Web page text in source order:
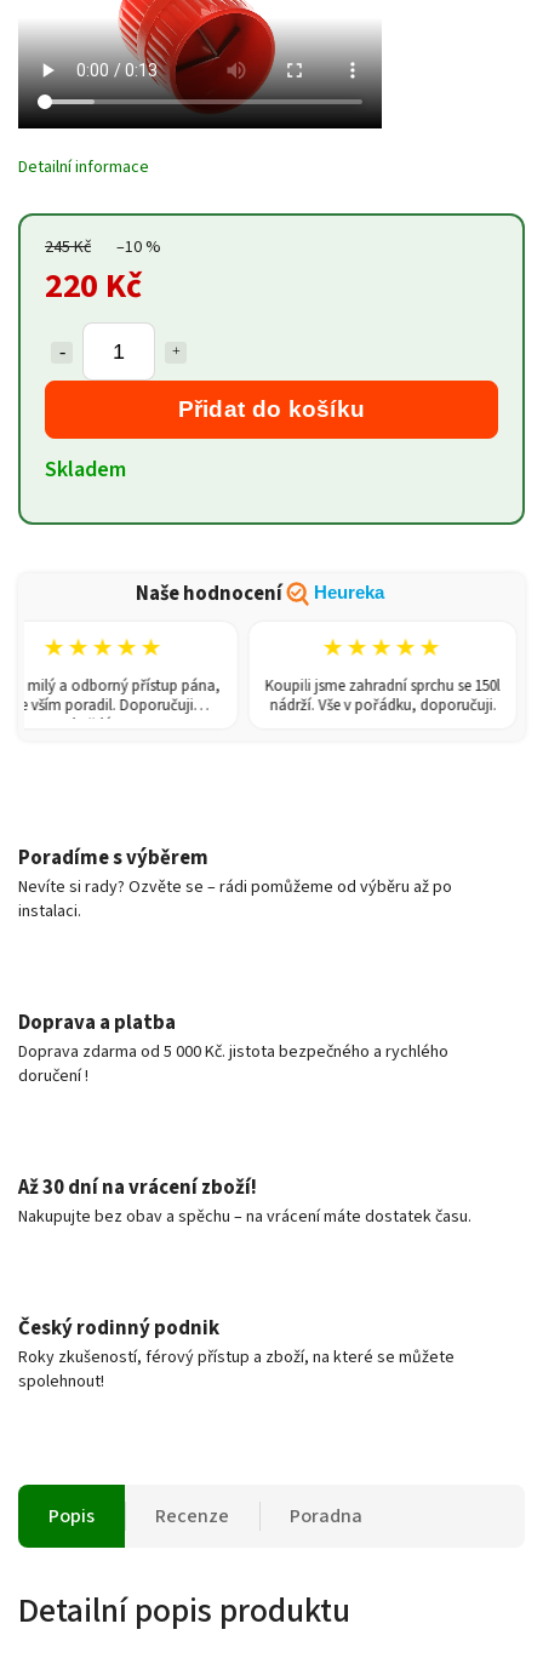
245 Kč –10 %
220 Kč
Přidat do košíku
Skladem
Detailní informace
Naše hodnocení Heureka
★★★★★
milý a odborný přístup pána,
vším poradil. Doporučuji
každému!
★★★★★
Koupili jsme zahradní sprchu se 150l
nádrží. Vše v pořádku, doporučuji.
Poradíme s výběrem
Nevíte si rady? Ozvěte se – rádi pomůžeme od výběru až po
instalaci.
Doprava a platba
Doprava zdarma od 5 000 Kč. jistota bezpečného a rychlého
doručení !
Až 30 dní na vrácení zboží!
Nakupujte bez obav a spěchu – na vrácení máte dostatek času.
Český rodinný podnik
Roky zkušeností, férový přístup a zboží, na které se můžete
spolehnout!
Popis Recenze Poradna
Detailní popis produktu